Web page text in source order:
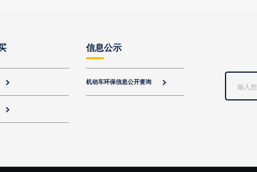


信息公示
机动车环保信息公开查询 